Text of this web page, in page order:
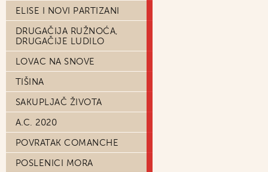
ELISE I NOVI PARTIZANI
DRUGAČIJA RUŽNOĆA,
DRUGAČIJE LUDILO
LOVAC NA SNOVE
TIŠINA
SAKUPLJAČ ŽIVOTA
A.C. 2020
POVRATAK COMANCHE
POSLENICI MORA